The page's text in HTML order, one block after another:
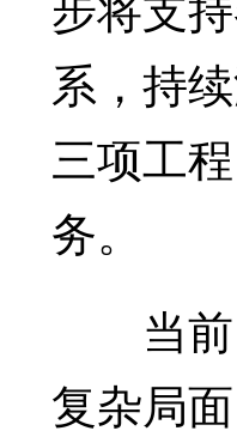
系，持
三项工
务。
当前
复杂局